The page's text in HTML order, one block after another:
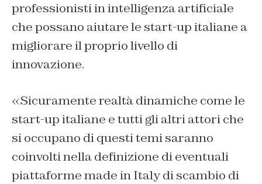
professionisti in intelligenza artificiale
che possano aiutare le start-up italiane a
migliorare il proprio livello di
innovazione.
«Sicuramente realtà dinamiche come le
start-up italiane e tutti gli altri attori che
si occupano di questi temi saranno
coinvolti nella definizione di eventuali
piattaforme made in Italy di scambio di